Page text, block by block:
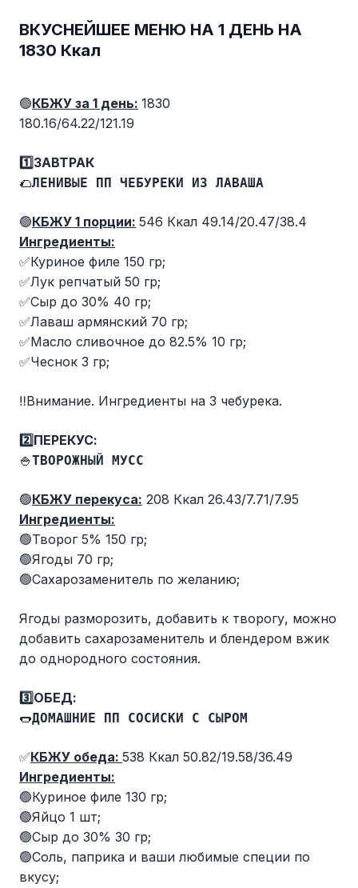
ВКУСНЕЙШЕЕ МЕНЮ НА 1 ДЕНЬ НА
1830 Ккал
🟢КБЖУ за 1 день: 1830
180.16/64.22/121.19
1️⃣ЗАВТРАК
🌮ЛЕНИВЫЕ ПП ЧЕБУРЕКИ ИЗ ЛАВАША
🟢КБЖУ 1 порции: 546 Ккал 49.14/20.47/38.4
Ингредиенты:
✅Куриное филе 150 гр;
✅Лук репчатый 50 гр;
✅Сыр до 30% 40 гр;
✅Лаваш армянский 70 гр;
✅Масло сливочное до 82.5% 10 гр;
✅Чеснок 3 гр;
‼️Внимание. Ингредиенты на 3 чебурека.
2️⃣ПЕРЕКУС:
🍚ТВОРОЖНЫЙ МУСС
🟢КБЖУ перекуса: 208 Ккал 26.43/7.71/7.95
Ингредиенты:
🟢Творог 5% 150 гр;
🟢Ягоды 70 гр;
🟢Сахарозаменитель по желанию;
Ягоды разморозить, добавить к творогу, можно
добавить сахарозаменитель и блендером вжик
до однородного состояния.
3️⃣ОБЕД:
🌭ДОМАШНИЕ ПП СОСИСКИ С СЫРОМ
✅КБЖУ обеда: 538 Ккал 50.82/19.58/36.49
Ингредиенты:
🟢Куриное филе 130 гр;
🟢Яйцо 1 шт;
🟢Сыр до 30% 30 гр;
🟢Соль, паприка и ваши любимые специи по
вкусу;